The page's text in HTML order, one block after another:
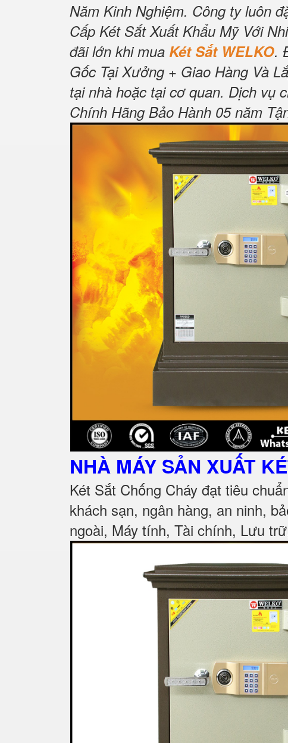
Năm Kinh Nghiệm. Công ty luôn
Cấp Két Sắt Xuất Khẩu Mỹ Với
đãi lớn khi mua Két Sắt WELKO.
Gốc Tại Xưởng + Giao Hàng Và
tại nhà hoặc tại cơ quan. Dịch vụ
Chính Hãng Bảo Hành 05 năm
NHÀ MÁY SẢN XUẤT
Két Sắt Chống Cháy đạt tiêu
khách sạn, ngân hàng, an ninh,
ngoài, Máy tính, Tài chính, Lưu